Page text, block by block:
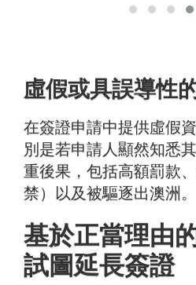
虛假或具誤導性
在簽證申請中提供虛假
別是若申請人顯然知悉
重後果，包括高額罰款
禁）以及被驅逐出澳洲。
基於正當理由
試圖延長簽證